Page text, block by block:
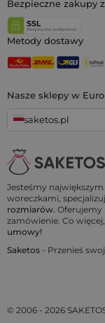
Jesteśmy
woreczkami,
rozmiarów. Oferujemy
zamówienie. Co
umowy!
Saketos - Przenieś
Nasze sklepy w
saketos.pl
Bezpieczne zakupy z
Metody dostawy
© 2006 - 2026